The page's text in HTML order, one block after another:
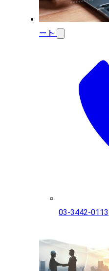
ート
03-3442-0113